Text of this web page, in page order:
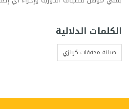
الكلمات الدلالية
صيانة مجففات كريازي